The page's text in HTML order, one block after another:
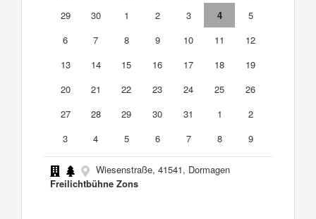
29
30 1 2 3 4
5
6
7 8 9 10 11
12
13
14 15 16 17 18
19
20
21 22 23 24 25
26
27
28 29 30 31 1
2
3
4 5 6 7 8 9
Wiesenstraße, 41541, Dormagen
Freilichtbühne Zons